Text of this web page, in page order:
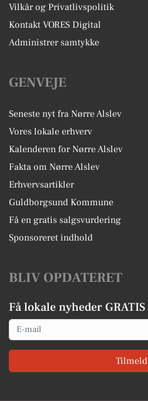
Vilkår og Privatlivspolitik
Kontakt VORES Digital
Administrer samtykke
GENVEJE
Seneste nyt fra Nørre Alslev
Vores lokale erhverv
Kalenderen for Nørre Alslev
Fakta om Nørre Alslev
Erhvervsartikler
Guldborgsund Kommune
Få en gratis salgsvurdering
Sponsoreret indhold
BLIV OPDATERET
Få lokale nyheder GRATIS
Email
Tilmeld